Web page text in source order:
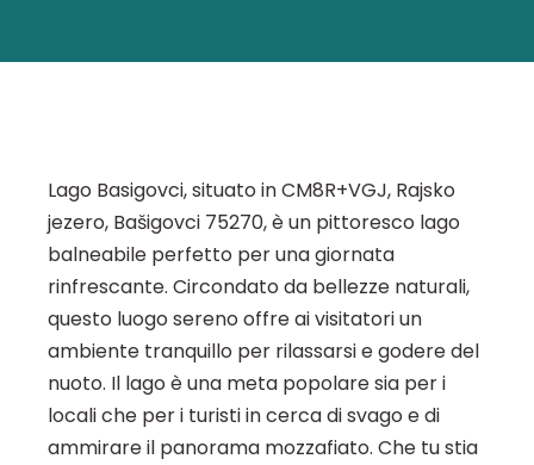
Lago Basigovci, situato in CM8R+VGJ, Rajsko
jezero, Bašigovci 75270, è un pittoresco lago
balneabile perfetto per una giornata
rinfrescante. Circondato da bellezze naturali,
questo luogo sereno offre ai visitatori un
ambiente tranquillo per rilassarsi e godere del
nuoto. Il lago è una meta popolare sia per i
locali che per i turisti in cerca di svago e di
ammirare il panorama mozzafiato. Che tu stia